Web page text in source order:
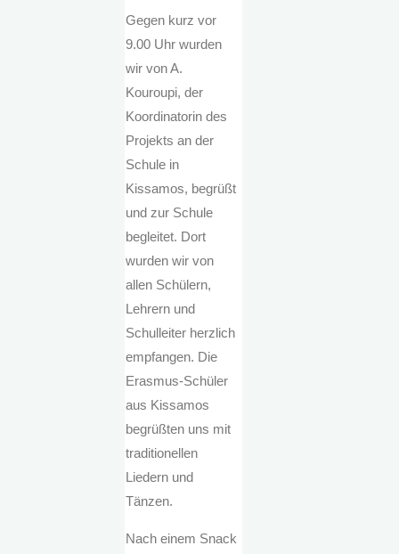
Gegen kurz vor
9.00 Uhr wurden
wir von A.
Kouroupi, der
Koordinatorin des
Projekts an der
Schule in
Kissamos, begrüßt
und zur Schule
begleitet. Dort
wurden wir von
allen Schülern,
Lehrern und
Schulleiter herzlich
empfangen. Die
Erasmus-Schüler
aus Kissamos
begrüßten uns mit
traditionellen
Liedern und
Tänzen.
Nach einem Snack